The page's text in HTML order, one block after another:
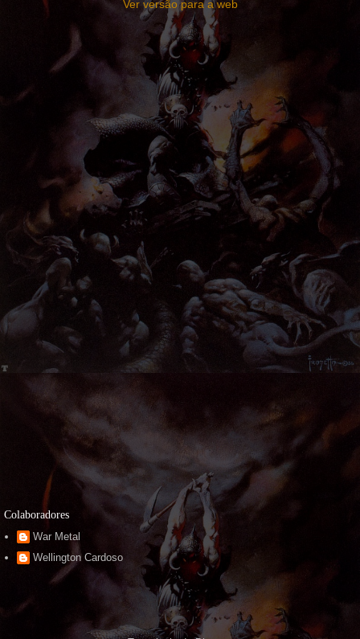
Ver versão para a web
Colaboradores
War Metal
Wellington Cardoso